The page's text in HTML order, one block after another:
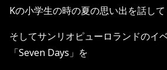
Kの小学生の時の夏の思い出を話して
そしてサンリオピューロランドのイ
「Seven Days」を